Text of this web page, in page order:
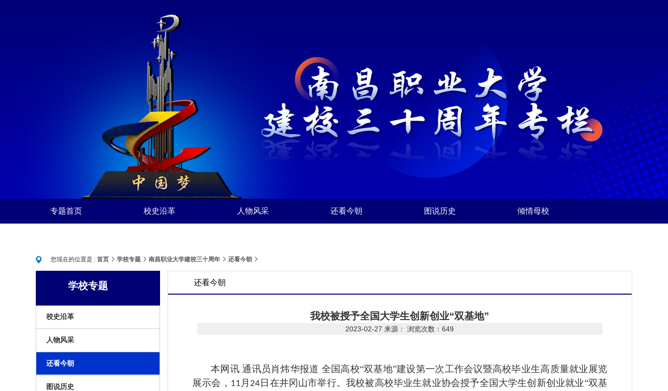
专题首页 校史沿革 人物风采 还看今朝 图说历史 倾情母校
您现在的位置是 : 首页 学校专题 南昌职业大学建校三十周年 还看今朝
学校专题
校史沿革
人物风采
还看今朝
图说历史
还看今朝
我校被授予全国大学生创新创业“双基地”
2023-02-27 来源： 浏览次数：649
本网讯 通讯员肖炜华报道 全国高校“双基地”建设第一次工作会议暨高校毕业生高质量就业展览
展示会， 11 月 24 日在井冈山市举行。我校被高校毕业生就业协会授予全国大学生创新创业就业“双基